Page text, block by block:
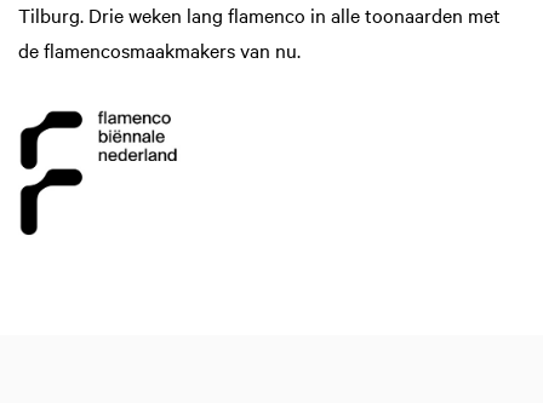
Tilburg. Drie weken lang flamenco in alle toonaarden met
de flamencosmaakmakers van nu.